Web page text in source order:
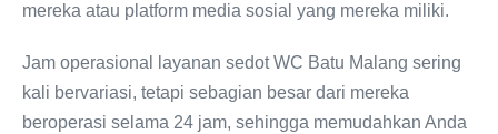
mereka atau platform media sosial yang mereka miliki.
Jam operasional layanan sedot WC Batu Malang sering
kali bervariasi, tetapi sebagian besar dari mereka
beroperasi selama 24 jam, sehingga memudahkan Anda